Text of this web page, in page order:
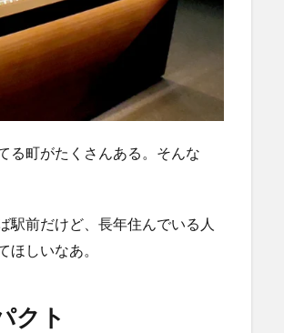
る町がたくさんある。そんな
駅前だけど、長年住んでいる人
しいなあ。
クト